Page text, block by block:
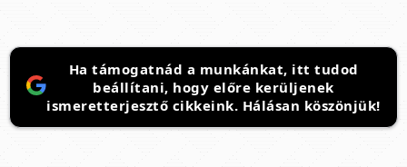
Ha támogatnád a munkánkat, itt tudod
beállítani, hogy előre kerüljenek
ismeretterjesztő cikkeink. Hálásan köszönjük!